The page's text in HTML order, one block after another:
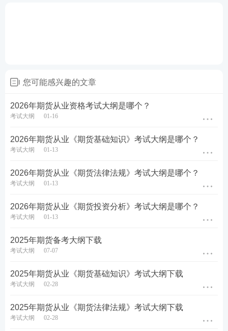
③三色笔记/思维导图：
点击下载>>期货从业三色笔记
3、针对性突破
计算题
益），通过例题反复练习。
处罚标准）。
点击下载>>期货从业计算公式汇总
4、模拟考试环境
使用机考模拟系统，适应考试节奏（每科100题，考
试时间100分钟）。
您可能感兴趣的文章
2026年期货从业资格考试大纲是哪个？
考试大纲 01-16
2026年期货从业《期货基础知识》考试大纲是哪个？
考试大纲 01-13
2026年期货从业《期货法律法规》考试大纲是哪个？
考试大纲 01-13
2026年期货从业《期货投资分析》考试大纲是哪个？
考试大纲 01-13
2025年期货备考大纲下载
考试大纲 07-07
2025年期货从业《期货基础知识》考试大纲下载
考试大纲 02-28
2025年期货从业《期货法律法规》考试大纲下载
考试大纲 02-28